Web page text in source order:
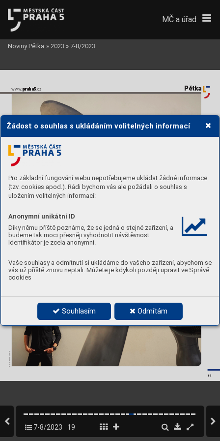
Žádost o souhlas s ukládáním volitelných informací
Pro základní fungování webu nepotřebujeme ukládat žádné informace
(tzv. cookies apod.). Rádi bychom vás ale požádali o souhlas s
uložením volitelných informací:
Anonymní unikátní ID
Díky němu příště poznáme, že se jedná o stejné zařízení, a
budeme tak moci přesněji vyhodnotit návštěvnost.
Identifikátor je zcela anonymní.
Vaše souhlasy a odmítnutí si ukládáme do vašeho zařízení, abychom se
vás už příště znovu neptali. Můžete je kdykoli později upravit ve Správě
cookies
Souhlasím Odmítám
19
www. praha5 .cz Pětka
Foto: René V
olfík
MČ a úřad
Noviny Pětka » 2023 » 7-8/2023
7-8/2023 19